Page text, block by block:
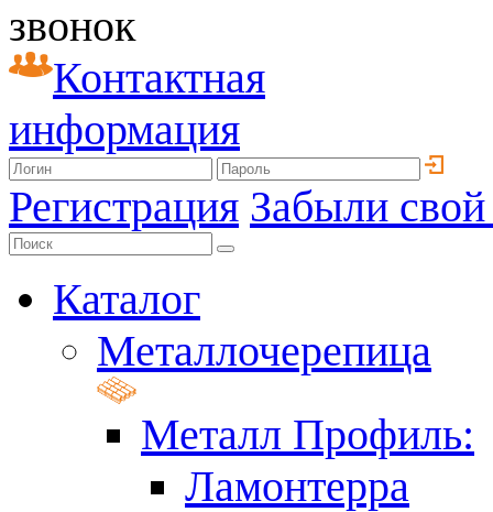
звонок
Контактная
информация
Регистрация Забыли
Каталог
Металлочерепица
Металл Профиль:
Ламонтерра